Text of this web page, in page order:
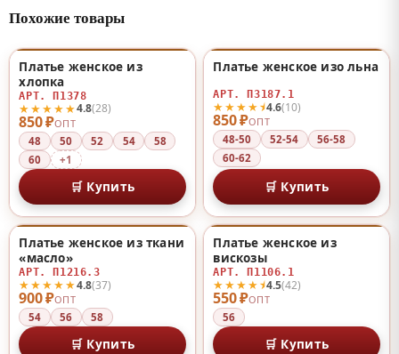
Похожие товары
850 ₽ОПТ
★★★★★4.8(28)
Платье женское из
хлопка
АРТ. П1378
48 50 52 54
58
60
+1
🛒 Купить
НОВИНКА ♡
850 ₽ОПТ
★★★★⯨4.6(10)
Платье женское изо льна
АРТ. П3187.1
48-50 52-54
56-58
60-62
🛒 Купить
♡
900 ₽ОПТ
★★★★★4.8(37)
Платье женское из ткани
«масло»
АРТ. П1216.3
54 56 58
🛒 Купить
550 ₽ОПТ
★★★★⯨4.5(42)
Платье женское из
вискозы
АРТ. П1106.1
56
🛒 Купить